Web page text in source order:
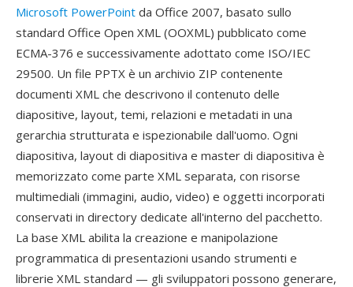
Microsoft PowerPoint da Office 2007, basato sullo
standard Office Open XML (OOXML) pubblicato come
ECMA-376 e successivamente adottato come ISO/IEC
29500. Un file PPTX è un archivio ZIP contenente
documenti XML che descrivono il contenuto delle
diapositive, layout, temi, relazioni e metadati in una
gerarchia strutturata e ispezionabile dall'uomo. Ogni
diapositiva, layout di diapositiva e master di diapositiva è
memorizzato come parte XML separata, con risorse
multimediali (immagini, audio, video) e oggetti incorporati
conservati in directory dedicate all'interno del pacchetto.
La base XML abilita la creazione e manipolazione
programmatica di presentazioni usando strumenti e
librerie XML standard — gli sviluppatori possono generare,